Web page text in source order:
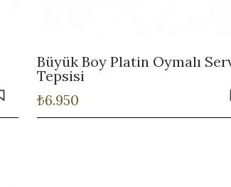
Büyük Boy Platin Oymalı
Tepsisi
₺6.950